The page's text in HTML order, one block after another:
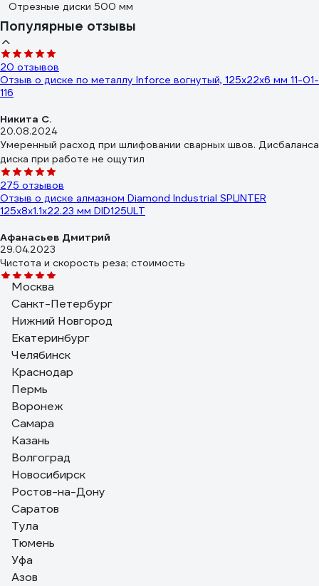
Отрезные диски 500 мм
Популярные отзывы
20 отзывов
Отзыв о диске по металлу Inforce вогнутый, 125х22х6 мм 11-01-
116
Никита С.
20.08.2024
Умеренный расход при шлифовании сварных швов. Дисбаланса
диска при работе не ощутил
275 отзывов
Отзыв о диске алмазном Diamond Industrial SPLINTER
125x8x1.1x22.23 мм DID125ULT
Афанасьев Дмитрий
29.04.2023
Чистота и скорость реза; стоимость
84 отзыва
Отзыв об отрезном круге Bosch Expert for Inox 2608601520
КУЗНЕЦОВ Сергей
08.06.2019
BOSCH - само за себя говорит.
Москва
Санкт-Петербург
Нижний Новгород
Екатеринбург
Челябинск
Краснодар
Пермь
Воронеж
Самара
Казань
Волгоград
Новосибирск
Ростов-на-Дону
Саратов
Тула
Тюмень
Уфа
Азов